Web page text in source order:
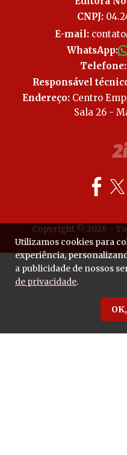
CNPJ:
E-mail:
WhatsApp:
Telefone:
Responsável
Endereço:Centro
Sala 26 -
Copyright © 2026 -
Utilizamos cookies para
experiência,
a publicidade de nossos
de privacidade.